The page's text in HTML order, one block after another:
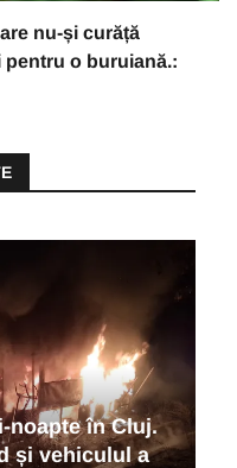
nu-și curăță
pentru o buruiană.:
noapte în Cluj.
și vehiculul a